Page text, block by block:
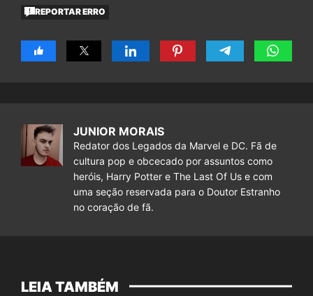
REPORTAR ERRO
JUNIOR MORAIS
Redator dos Legados da Marvel e DC. Fã de
cultura pop e obcecado por assuntos como
heróis, Harry Potter e The Last Of Us e com
uma seção reservada para o Doutor Estranho
no coração de fã.
LEIA TAMBÉM